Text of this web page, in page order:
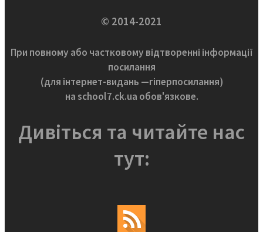
© 2014-2021
При повному або частковому відтворенні інформації
посилання
(для інтернет-видань —гіперпосилання)
на school7.ck.ua обов'язкове.
Дивіться та читайте нас
тут: